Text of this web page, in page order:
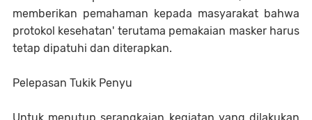
memberikan pemahaman kepada masyarakat bahwa
protokol kesehatan' terutama pemakaian masker harus
tetap dipatuhi dan diterapkan.
Pelepasan Tukik Penyu
Untuk menutup serangkaian kegiatan yang dilakukan